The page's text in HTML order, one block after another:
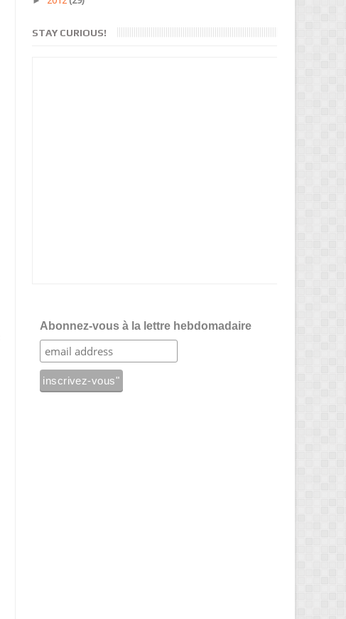
STAY CURIOUS!
Abonnez-vous à la lettre hebdomadaire